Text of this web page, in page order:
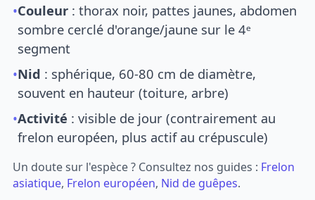
•Couleur : thorax noir, pattes jaunes, abdomen
sombre cerclé d'orange/jaune sur le 4ᵉ
segment
•Nid : sphérique, 60-80 cm de diamètre,
souvent en hauteur (toiture, arbre)
•Activité : visible de jour (contrairement au
frelon européen, plus actif au crépuscule)
Un doute sur l'espèce ? Consultez nos guides : Frelon
asiatique, Frelon européen, Nid de guêpes.